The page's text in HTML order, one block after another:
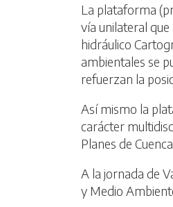
La plataforma
vía unilateral
hidráulico
ambientales se
refuerzan la
Así mismo la
carácter
Planes de
A la jornada de
y Medio